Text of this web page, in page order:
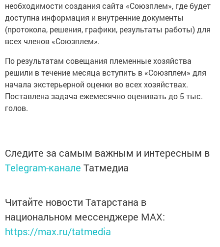
необходимости создания сайта «Союзплем», где будет
доступна информация и внутренние документы
(протокола, решения, графики, результаты работы) для
всех членов «Союзплем».
По результатам совещания племенные хозяйства
решили в течение месяца вступить в «Союзплем» для
начала экстерьерной оценки во всех хозяйствах.
Поставлена задача ежемесячно оценивать до 5 тыс.
голов.
Следите за самым важным и интересным в
Telegram-канале Татмедиа
Читайте новости Татарстана в
национальном мессенджере MАХ:
https://max.ru/tatmedia